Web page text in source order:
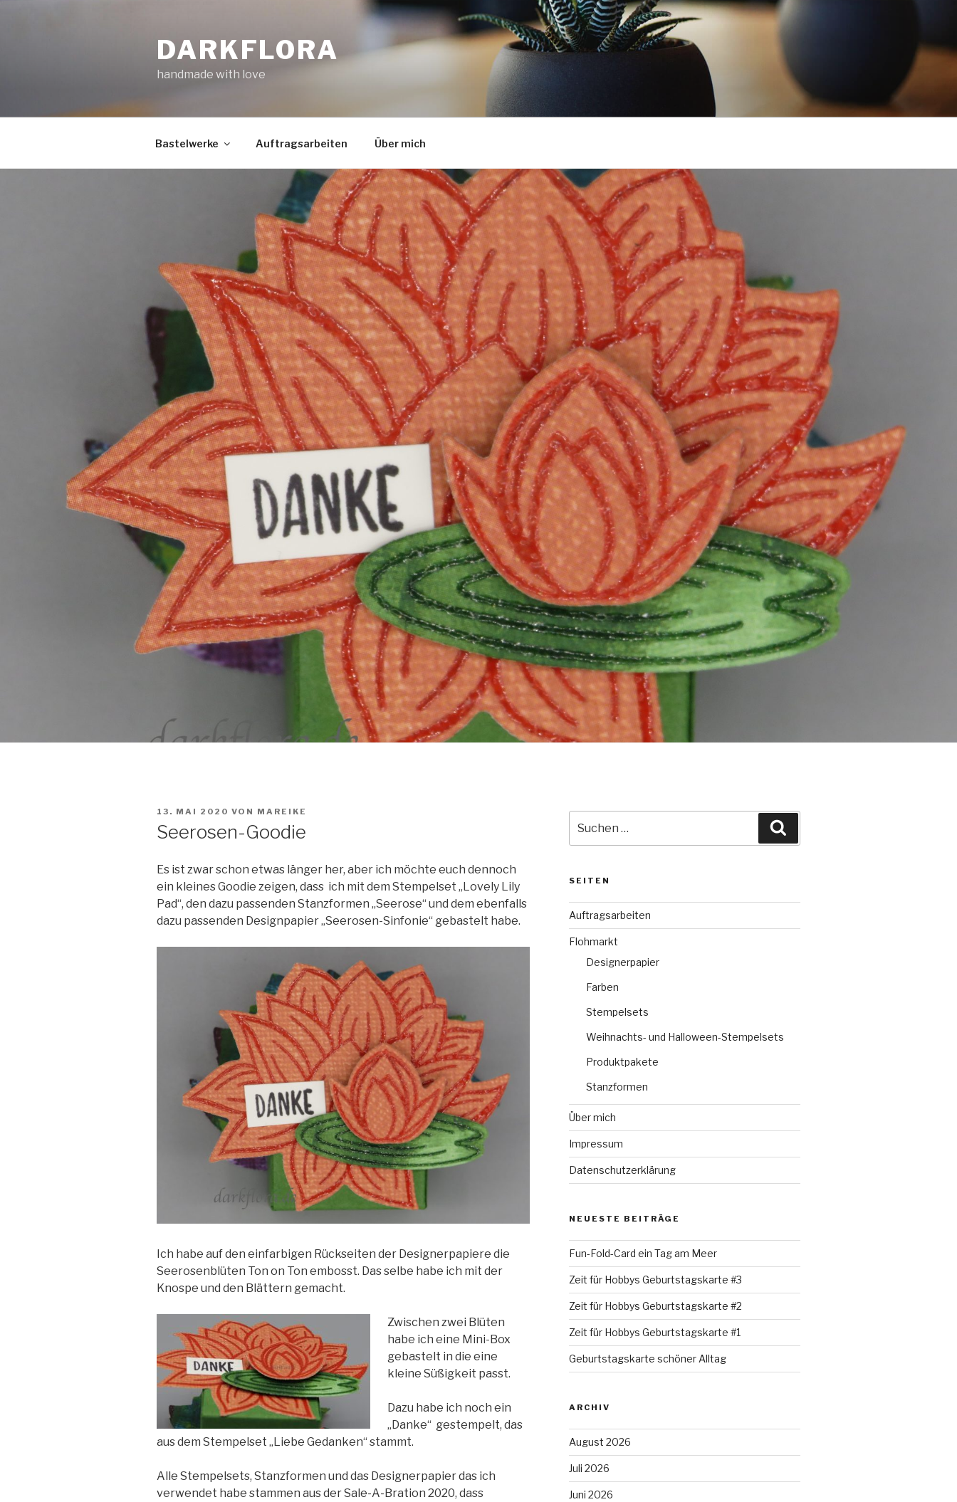
DARKFLORA
handmade with love
Bastelwerke Auftragsarbeiten Über mich
VERÖFFENTLICHT
13. MAI 2020 VON MAREIKE
Seerosen-Goodie
Es ist zwar schon etwas länger her, aber ich möchte euch dennoch
ein kleines Goodie zeigen, dass ich mit dem Stempelset „Lovely Lily
Pad“, den dazu passenden Stanzformen „Seerose“ und dem ebenfalls
dazu passenden Designpapier „Seerosen-Sinfonie“ gebastelt habe.
Ich habe auf den einfarbigen Rückseiten der Designerpapiere die
Seerosenblüten Ton on Ton embosst. Das selbe habe ich mit der
Knospe und den Blättern gemacht.
Zwischen zwei Blüten
habe ich eine Mini-Box
gebastelt in die eine
kleine Süßigkeit passt.
Dazu habe ich noch ein
„Danke“ gestempelt, das
aus dem Stempelset „Liebe Gedanken“ stammt.
Alle Stempelsets, Stanzformen und das Designerpapier das ich
verwendet habe stammen aus der Sale-A-Bration 2020, dass
nach:
SEITEN
Auftragsarbeiten
Flohmarkt
Designerpapier
Farben
Stempelsets
Weihnachts- und Halloween-Stempelsets
Produktpakete
Stanzformen
Über mich
Impressum
Datenschutzerklärung
NEUESTE BEITRÄGE
Fun-Fold-Card ein Tag am Meer
Zeit für Hobbys Geburtstagskarte #3
Zeit für Hobbys Geburtstagskarte #2
Zeit für Hobbys Geburtstagskarte #1
Geburtstagskarte schöner Alltag
ARCHIV
August 2026
Juli 2026
Juni 2026